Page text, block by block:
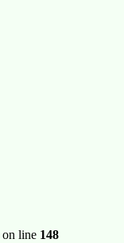
on line 148